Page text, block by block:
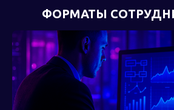
ФОРМАТЫ